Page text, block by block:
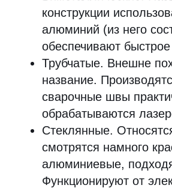
конструкции
алюминий (из него
обеспечивают
Трубчатые. Внешне
название.
сварочные швы
обрабатываются
Стеклянные.
смотрятся намного
алюминиевые,
Функционируют от